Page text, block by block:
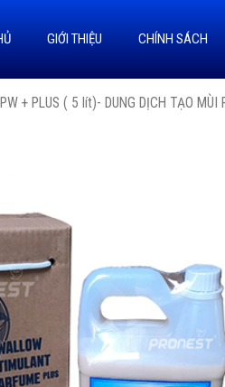
GIỚI THIỆU CHÍNH SÁCH
+ PLUS ( 5 lít)- DUNG DỊCH TẠO MÙI